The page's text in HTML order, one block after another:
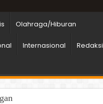
Olahraga/Hiburan
Internasional Redaksi